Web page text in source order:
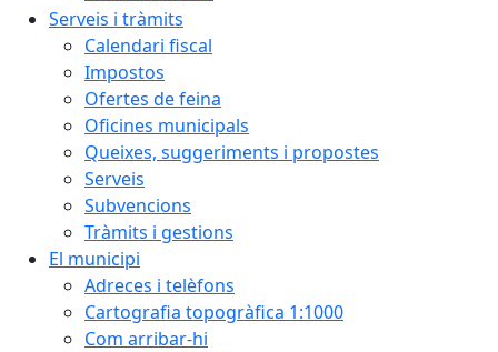
Serveis i tràmits
Calendari fiscal
Impostos
Ofertes de feina
Oficines municipals
Queixes, suggeriments i propostes
Serveis
Subvencions
Tràmits i gestions
El municipi
Adreces i telèfons
Cartografia topogràfica 1:1000
Com arribar-hi